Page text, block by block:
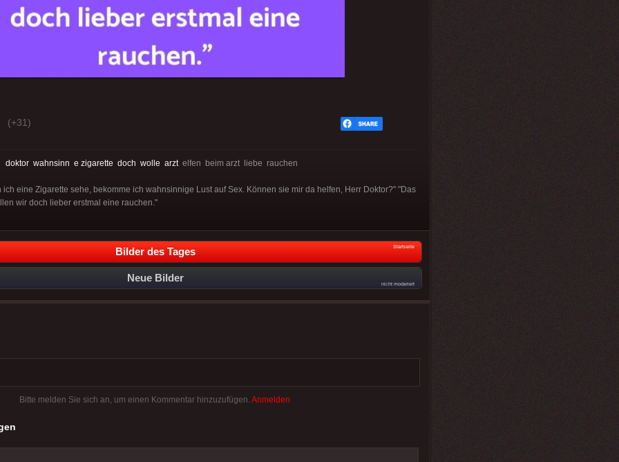
(+31)
doktor wahnsinn e zigarette doch wolle arztelfen beim arzt liebe rauchen
ich eine Zigarette sehe, bekomme ich wahnsinnige Lust auf Sex. Können sie mir da helfen, Herr Doktor?" "Das
wir doch lieber erstmal eine rauchen."
Bilder des Tages Startseite
Neue Bilder
nicht moderiert
Bitte melden Sie sich an, um einen Kommentar hinzuzufügen. Anmelden